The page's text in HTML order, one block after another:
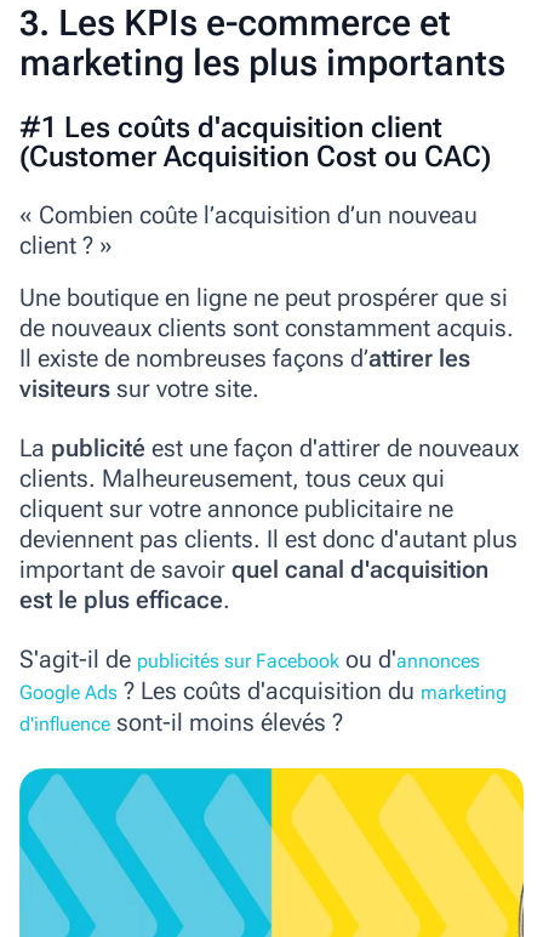
3. Les KPIs e-commerce et
marketing les plus importants
#1 Les coûts d'acquisition client
(Customer Acquisition Cost ou CAC)
« Combien coûte l’acquisition d’un nouveau
client ? »
Une boutique en ligne ne peut prospérer que si
de nouveaux clients sont constamment acquis.
Il existe de nombreuses façons d’attirer les
visiteurs sur votre site.
La publicité est une façon d'attirer de nouveaux
clients. Malheureusement, tous ceux qui
cliquent sur votre annonce publicitaire ne
deviennent pas clients. Il est donc d'autant plus
important de savoir quel canal d'acquisition
est le plus efficace.
S'agit-il de publicités sur Facebook ou d'annonces
Google Ads ? Les coûts d'acquisition du marketing
d'influence sont-il moins élevés ?